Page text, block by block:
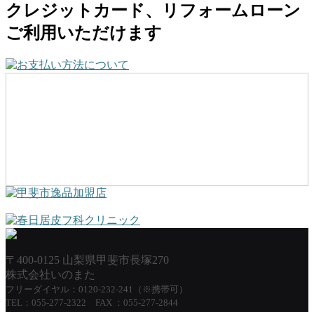
クレジットカード、リフォームローン
ご利用いただけます
〒400-0125 山梨県甲斐市長塚270
株式会社いのまた
フリーダイヤル：0120-232-241（※携帯可）
TEL：055-277-2322 FAX ：055-277-2844